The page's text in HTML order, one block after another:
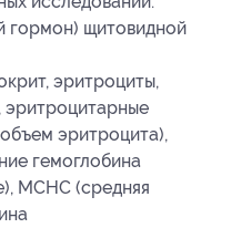
гормон) щитовидной
эритроциты,
эритроцитарные
эритроцита),
гемоглобина
MCHC (средняя